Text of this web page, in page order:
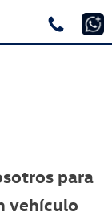
para
vehículo